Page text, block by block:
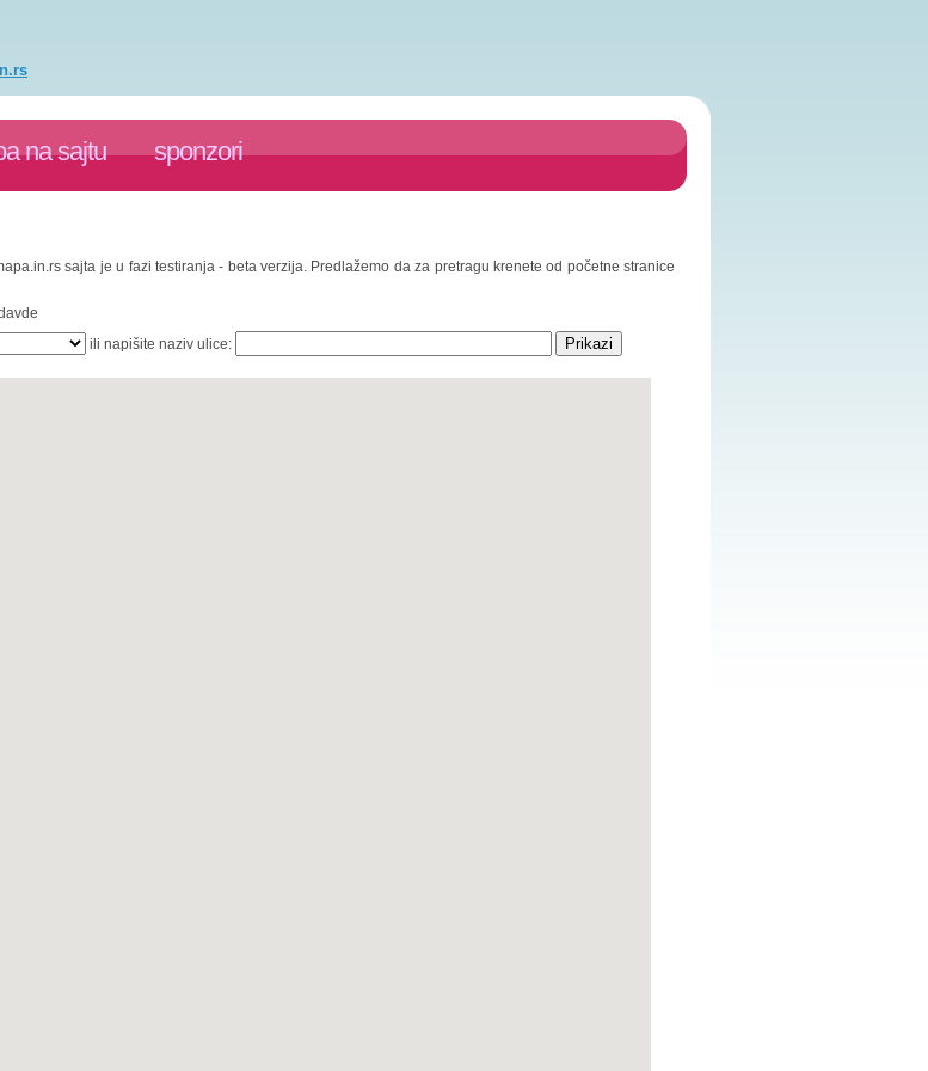
na sajtu sponzori
sajta je u fazi testiranja - beta verzija. Predlažemo da za pretragu krenete od početne stranice
ili napišite naziv ulice: